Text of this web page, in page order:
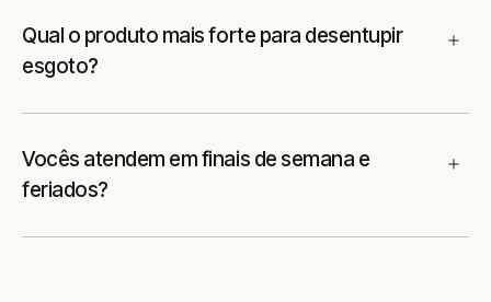
Qual o produto mais forte para desentupir
esgoto?
Vocês atendem em finais de semana e
feriados?